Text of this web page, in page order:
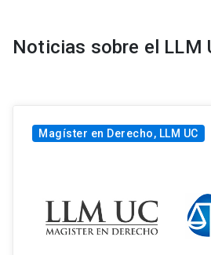
Noticias sobre el LLM
Magíster en Derecho, LLM UC